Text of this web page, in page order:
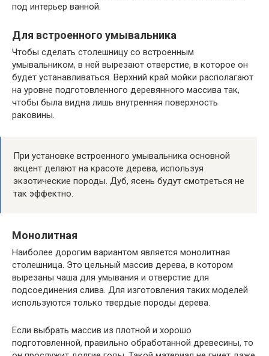
под интерьер ванной.
Для встроенного умывальника
Чтобы сделать столешницу со встроенным
умывальником, в ней вырезают отверстие, в которое он
будет устанавливаться. Верхний край мойки располагают
на уровне подготовленного деревянного массива так,
чтобы была видна лишь внутренняя поверхность
раковины.
При установке встроенного умывальника основной
акцент делают на красоте дерева, используя
экзотические породы. Дуб, ясень будут смотреться не
так эффектно.
Монолитная
Наиболее дорогим вариантом является монолитная
столешница. Это цельный массив дерева, в котором
вырезаны чаша для умывания и отверстие для
подсоединения слива. Для изготовления таких моделей
используются только твердые породы дерева.
Если выбрать массив из плотной и хорошо
подготовленной, правильно обработанной древесины, то